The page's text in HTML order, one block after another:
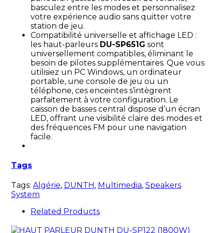
basculez entre les modes et personnalisez
votre expérience audio sans quitter votre
station de jeu.
Compatibilité universelle et affichage LED :
les haut-parleurs DU-SP651G sont
universellement compatibles, éliminant le
besoin de pilotes supplémentaires. Que vous
utilisiez un PC Windows, un ordinateur
portable, une console de jeu ou un
téléphone, ces enceintes s’intègrent
parfaitement à votre configuration. Le
caisson de basses central dispose d’un écran
LED, offrant une visibilité claire des modes et
des fréquences FM pour une navigation
facile.
Tags
Tags: Algérie, DUNTH, Multimedia, Speakers
System
Related Products